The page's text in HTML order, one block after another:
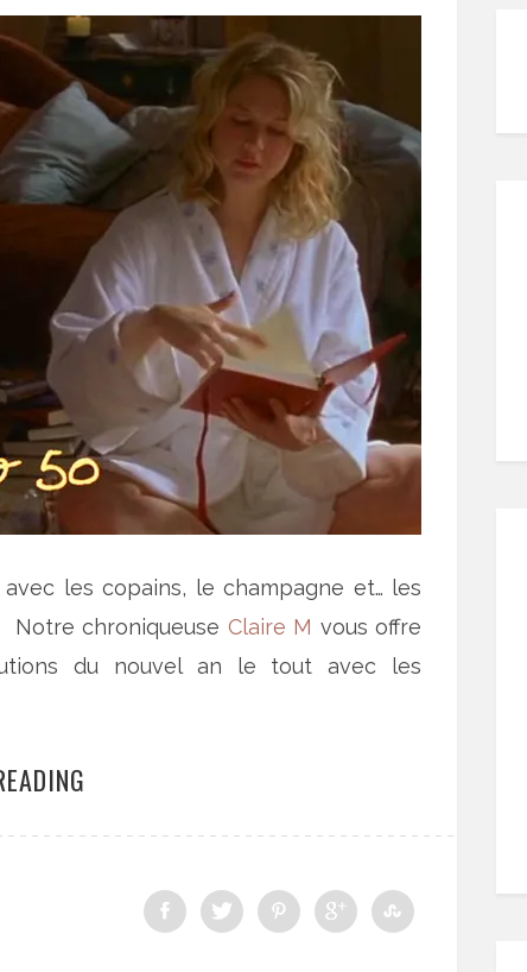
les copains, le champagne et… les
Notre chroniqueuse Claire M vous offre
du nouvel an le tout avec les